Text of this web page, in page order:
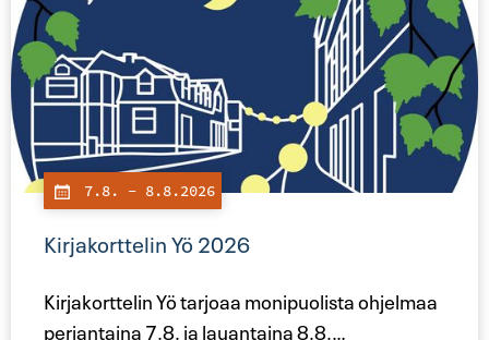
7.8. - 8.8.2026
Kirjakorttelin Yö 2026
Kirjakorttelin Yö tarjoaa monipuolista ohjelmaa
perjantaina 7.8. ja lauantaina 8.8.